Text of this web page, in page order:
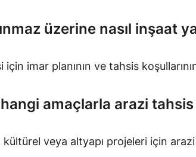
üzerine nasıl inşaat
imar planının ve tahsis
amaçlarla arazi
veya altyapı projeleri için